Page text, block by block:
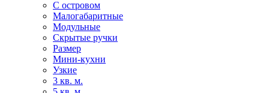
С островом
Малогабаритные
Модульные
Скрытые ручки
Размер
Мини-кухни
Узкие
3 кв. м.